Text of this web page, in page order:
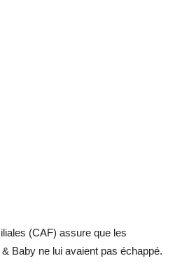
(CAF) assure que les
Baby ne lui avaient pas échappé.